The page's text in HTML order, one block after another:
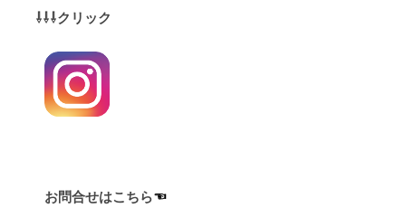
⇩⇩⇩クリック
お問合せはこちら